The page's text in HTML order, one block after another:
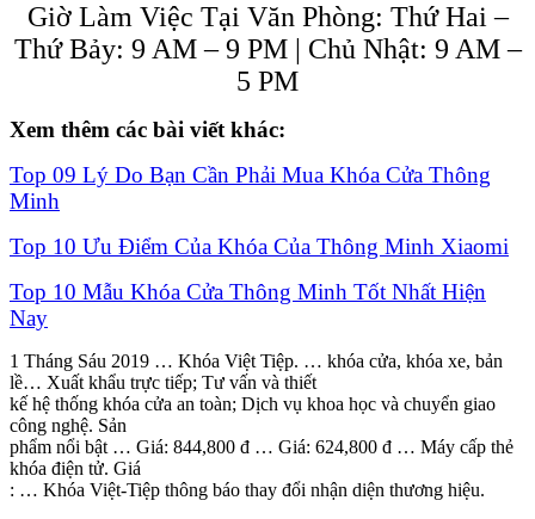
Giờ Làm Việc Tại Văn Phòng: Thứ Hai –
Thứ Bảy: 9 AM – 9 PM | Chủ Nhật: 9 AM –
5 PM
Xem thêm các bài viết khác:
Top 09 Lý Do Bạn Cần Phải Mua Khóa Cửa Thông
Minh
Top 10 Ưu Điểm Của Khóa Của Thông Minh Xiaomi
Top 10 Mẫu Khóa Cửa Thông Minh Tốt Nhất Hiện
Nay
1 Tháng Sáu 2019 … Khóa Việt Tiệp. … khóa cửa, khóa xe, bản
lề… Xuất khẩu trực tiếp; Tư vấn và thiết
kế hệ thống khóa cửa an toàn; Dịch vụ khoa học và chuyển giao
công nghệ. Sản
phẩm nổi bật … Giá: 844,800 đ … Giá: 624,800 đ … Máy cấp thẻ
khóa điện tử. Giá
: … Khóa Việt-Tiệp thông báo thay đổi nhận diện thương hiệu.